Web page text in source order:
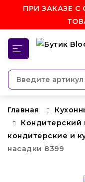
ПРИ ЗАКАЗЕ
Главная
Кондитерский
кондитерские и
насадки 8399